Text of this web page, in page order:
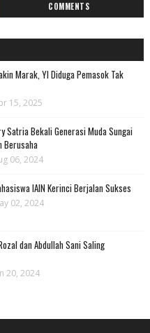
COMMENTS
Marak, YI Diduga Pemasok Tak
15, 2025
Satria Bekali Generasi Muda Sungai
Berusaha
06, 2024
IAIN Kerinci Berjalan Sukses
02, 2024
dan Abdullah Sani Saling
20, 2024